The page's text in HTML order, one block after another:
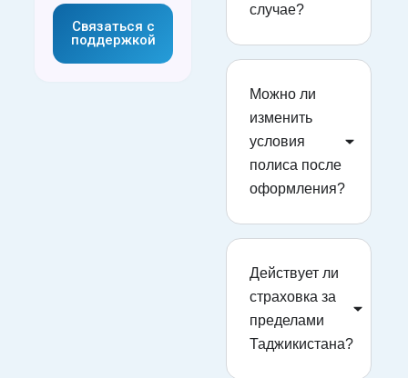
Связаться с
поддержкой
случае?
Можно ли
изменить
условия
полиса после
оформления?
Действует ли
страховка за
пределами
Таджикистана?